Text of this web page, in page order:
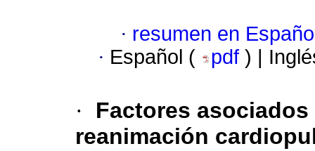
· resumen en
· Español ( pdf ) |
·
Factores
reanimación